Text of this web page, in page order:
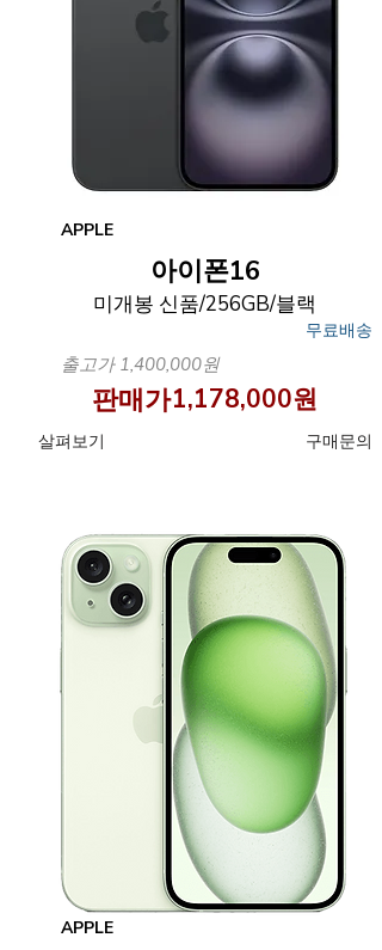
APPLE
아이폰16
미개봉 신품/256GB/블랙
무료배송
출고가 1,400,000원
판매가1,178,000원
​살펴보기 구매문의
APPLE